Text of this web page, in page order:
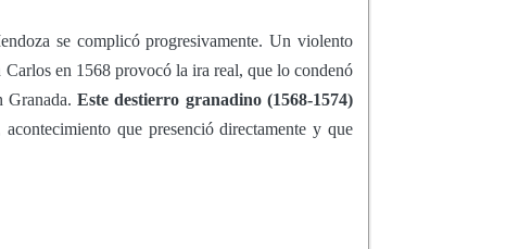
se complicó progresivamente. Un violento
en 1568 provocó la ira real, que lo condenó
Granada.Este destierro granadino (1568-1574)
acontecimiento que presenció directamente y que